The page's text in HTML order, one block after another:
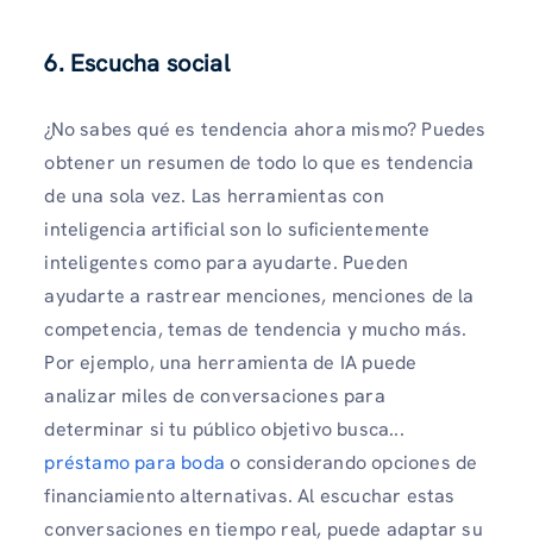
6. Escucha social
¿No sabes qué es tendencia ahora mismo? Puedes
obtener un resumen de todo lo que es tendencia
de una sola vez. Las herramientas con
inteligencia artificial son lo suficientemente
inteligentes como para ayudarte. Pueden
ayudarte a rastrear menciones, menciones de la
competencia, temas de tendencia y mucho más.
Por ejemplo, una herramienta de IA puede
analizar miles de conversaciones para
determinar si tu público objetivo busca...
préstamo para bodao considerando opciones de
financiamiento alternativas. Al escuchar estas
conversaciones en tiempo real, puede adaptar su